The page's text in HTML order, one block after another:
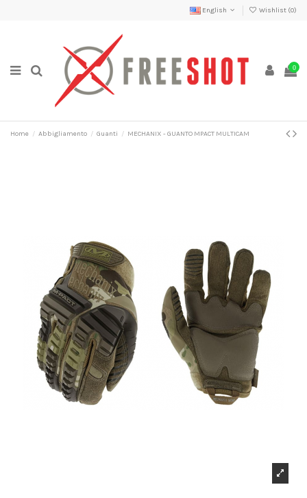
English Wishlist (0)
0
Home Abbigliamento Guanti MECHANIX - GUANTO MPACT MULTICAM